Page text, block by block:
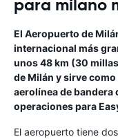
para milano
El Aeropuerto de
internacional más
unos 48 km (30
de Milán y sirve
aerolínea de bandera
operaciones para
El aeropuerto tiene